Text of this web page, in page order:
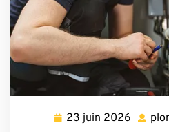
23 juin 2026 23